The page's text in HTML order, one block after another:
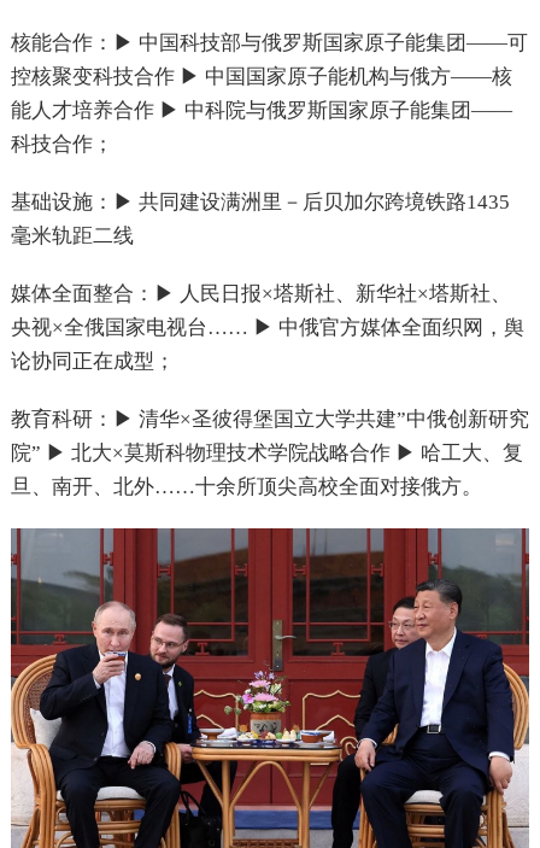
核能合作：▶ 中国科技部与俄罗斯国家原子能集团——可
控核聚变科技合作 ▶ 中国国家原子能机构与俄方——核
能人才培养合作 ▶ 中科院与俄罗斯国家原子能集团——
科技合作；
基础设施：▶ 共同建设满洲里－后贝加尔跨境铁路1435
毫米轨距二线
媒体全面整合：▶ 人民日报×塔斯社、新华社×塔斯社、
央视×全俄国家电视台…… ▶ 中俄官方媒体全面织网，舆
论协同正在成型；
教育科研：▶ 清华×圣彼得堡国立大学共建”中俄创新研究
院” ▶ 北大×莫斯科物理技术学院战略合作 ▶ 哈工大、复
旦、南开、北外……十余所顶尖高校全面对接俄方。